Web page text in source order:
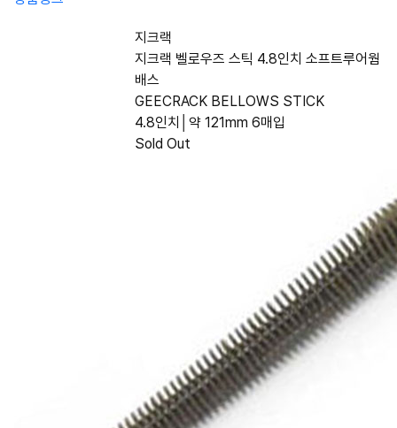
지크랙
지크랙 벨로우즈 스틱 4.8인치 소프트루어웜
배스
GEECRACK BELLOWS STICK
4.8인치│약 121mm 6매입
Sold Out